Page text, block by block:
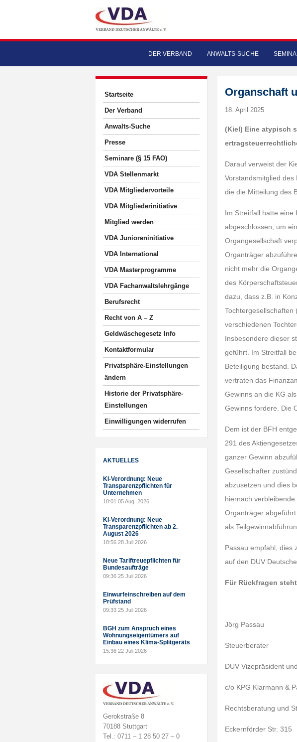
DER VERBAND ANWALTS-SUCHE
Startseite
Der Verband
Anwalts-Suche
Presse
Seminare (§ 15 FAO)
VDA Stellenmarkt
VDA Mitgliedervorteile
VDA Mitgliederinitiative
Mitglied werden
VDA Junioreninitiative
VDA International
VDA Masterprogramme
VDA Fachanwaltslehrgänge
Berufsrecht
Recht von A – Z
Geldwäschegesetz Info
Kontaktformular
Privatsphäre-Einstellungen
ändern
Historie der Privatsphäre-
Einstellungen
Einwilligungen widerrufen
AKTUELLES
KI-Verordnung: Neue
Transparenzpflichten für
Unternehmen
18:01 05 Aug. 2026
KI-Verordnung: Neue
Transparenzpflichten ab 2.
August 2026
18:56 28 Juli 2026
Neue Tariftreuepflichten für
Bundesaufträge
09:36 25 Juli 2026
Einwurfeinschreiben auf dem
Prüfstand
09:33 25 Juli 2026
BGH zum Anspruch eines
Wohnungseigentümers auf
Einbau eines Klima-Splitgeräts
15:36 22 Juli 2026
Gerokstraße 8
70188 Stuttgart
Tel.: 0711 – 1 28 50 27 – 0
Organschaft
18. April 2025
(Kiel) Eine atypisch
Darauf verweist der
Vorstandsmitglied des
die die Mitteilung des
Im Streitfall hatte eine
abgeschlossen, um
Organgesellschaft
Organträger
nicht mehr die
des
dazu, dass z.B. in
verschiedenen
Insbesondere dieser
geführt. Im Streitfall
Beteiligung bestand.
vertraten das
Gewinns an die KG
Gewinns fordere. Die
Dem ist der BFH
291 des
ganzer Gewinn
Gesellschafter
abzusetzen und dies
hiernach verbleibende
Organträger
als
Passau empfahl, dies
auf den DUV
Für Rückfragen
Jörg Passau
Steuerberater
DUV Vizepräsident
c/o KPG Klarmann &
Rechtsberatung und
Eckernförder Str. 315